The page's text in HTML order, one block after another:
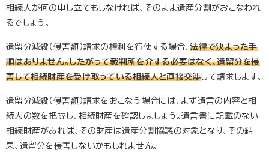
相続人が何の申し立てもしなければ、そのまま遺産分割がおこなわれ
るでしょう。
遺留分減殺（侵害額）請求の権利を行使する場合、法律で決まった手
順はありません。したがって裁判所を介する必要はなく、遺留分を侵
害して相続財産を受け取っている相続人と直接交渉して請求します。
遺留分減殺（侵害額）請求をおこなう場合には、まず遺言の内容と相
続人の数を把握し、相続財産を確認しましょう。遺言書に記載のない
相続財産があれば、その財産は遺産分割協議の対象となり、その結
果、遺留分を侵害しないかもしれません。